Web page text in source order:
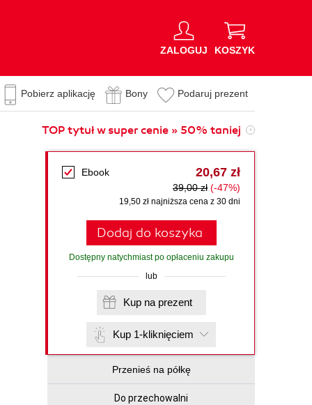
ZALOGUJ KOSZYK
Pobierz aplikację Bony Podaruj prezent
TOP tytuł w super cenie » 50% taniej
Ebook 20,67 zł
39,00 zł (-47%)
19,50 zł najniższa cena z 30 dni
Dodaj do koszyka
Dostępny natychmiast po opłaceniu zakupu
lub
Kup na prezent
Kup 1-kliknięciem
Przenieś na półkę
Do przechowalni